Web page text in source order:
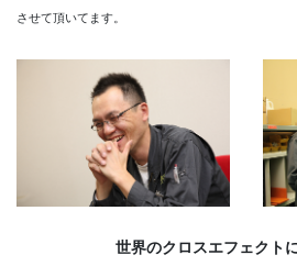
させて頂いてます。
世界のクロスエフェクト